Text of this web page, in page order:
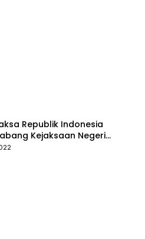
Republik Indonesia
Kejaksaan Negeri
melaporkan Alvin Lim ke